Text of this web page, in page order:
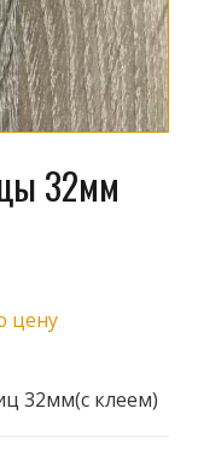
32мм
цену
32мм(с клеем)